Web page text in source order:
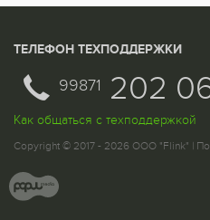
ТЕЛЕФОН ТЕХПОДДЕРЖКИ
99871 202
Как общаться с техподдержкой
Copyright © 2017 - 2026 ООО "Flink" |